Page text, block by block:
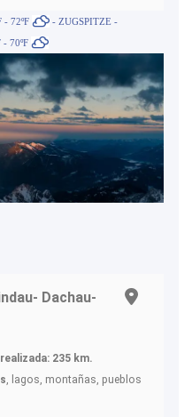
- 72ºF
- ZUGSPITZE -
- 70ºF
Dachau-
235 km.
, lagos, montañas, pueblos